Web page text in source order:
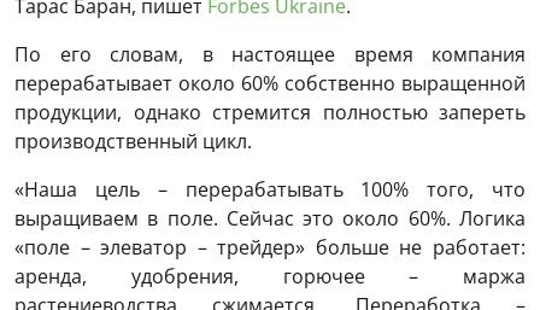
Тарас Баран, пишет Forbes Ukraine.
По его словам, в настоящее время компания
перерабатывает около 60% собственно выращенной
продукции, однако стремится полностью запереть
производственный цикл.
«Наша цель – перерабатывать 100% того, что
выращиваем в поле. Сейчас это около 60%. Логика
«поле – элеватор – трейдер» больше не работает:
аренда, удобрения, горючее – маржа
растениеводства сжимается. Переработка –